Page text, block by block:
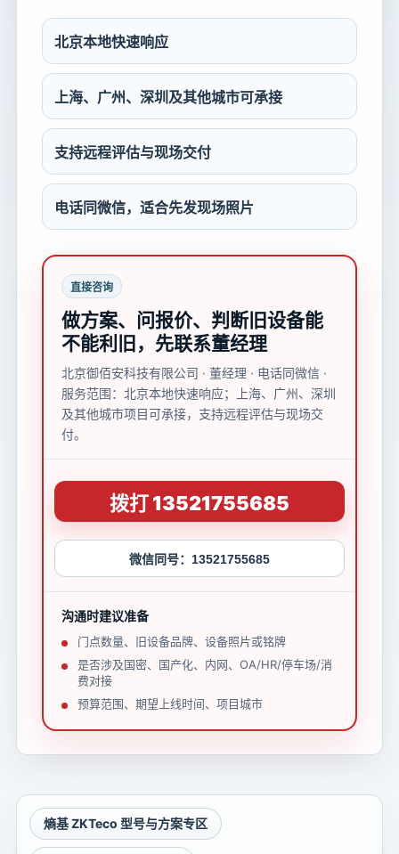
北京本地快速响应
上海、广州、深圳及其他城市可承接
支持远程评估与现场交付
电话同微信，适合先发现场照片
直接咨询
做方案、问报价、判断旧设备能
不能利旧，先联系董经理
北京御佰安科技有限公司 · 董经理 · 电话同微信 ·
服务范围：北京本地快速响应；上海、广州、深圳
及其他城市项目可承接，支持远程评估与现场交
付。
拨打 13521755685
微信同号：13521755685
沟通时建议准备
门点数量、旧设备品牌、设备照片或铭牌
是否涉及国密、国产化、内网、OA/HR/停车场/消
费对接
预算范围、期望上线时间、项目城市
熵基 ZKTeco 型号与方案专区